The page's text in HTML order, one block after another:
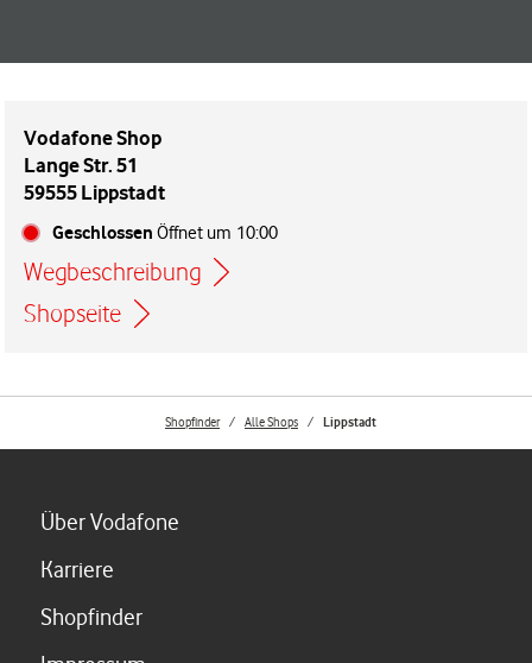
Vodafone Shop
Lange Str. 51
59555 Lippstadt
Geschlossen Öffnet um 10:00
Wegbeschreibung
Link öffnet in einem neuen Tab
Shopseite
Shopfinder Alle Shops Lippstadt
Über Vodafone
Karriere
ShopfinderLink öffnet in einem neuen Tab